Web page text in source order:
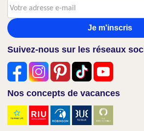
Je m'inscris
Suivez-nous sur les réseaux
Nos concepts de vacances